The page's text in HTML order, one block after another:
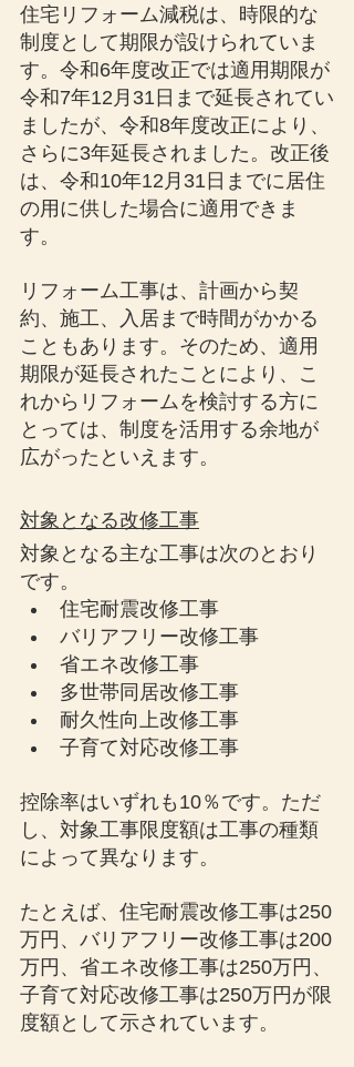
住宅リフォーム減税は、時限的な
制度として期限が設けられていま
す。令和6年度改正では適用期限が
令和7年12月31日まで延長されてい
ましたが、令和8年度改正により、
さらに3年延長されました。改正後
は、令和10年12月31日までに居住
の用に供した場合に適用できま
す。
リフォーム工事は、計画から契
約、施工、入居まで時間がかかる
こともあります。そのため、適用
期限が延長されたことにより、こ
れからリフォームを検討する方に
とっては、制度を活用する余地が
広がったといえます。
対象となる改修工事
対象となる主な工事は次のとおり
です。
住宅耐震改修工事
バリアフリー改修工事
省エネ改修工事
多世帯同居改修工事
耐久性向上改修工事
子育て対応改修工事
控除率はいずれも10％です。ただ
し、対象工事限度額は工事の種類
によって異なります。
たとえば、住宅耐震改修工事は250
万円、バリアフリー改修工事は200
万円、省エネ改修工事は250万円、
子育て対応改修工事は250万円が限
度額として示されています。